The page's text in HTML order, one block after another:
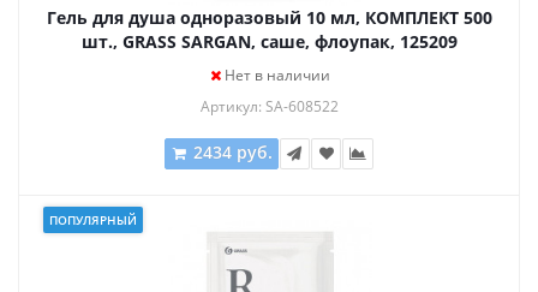
Гель для душа одноразовый 10 мл, КОМПЛЕКТ 500
шт., GRASS SARGAN, саше, флоупак, 125209
Нет в наличии
Артикул: SA-608522
2434 руб.
ПОПУЛЯРНЫЙ